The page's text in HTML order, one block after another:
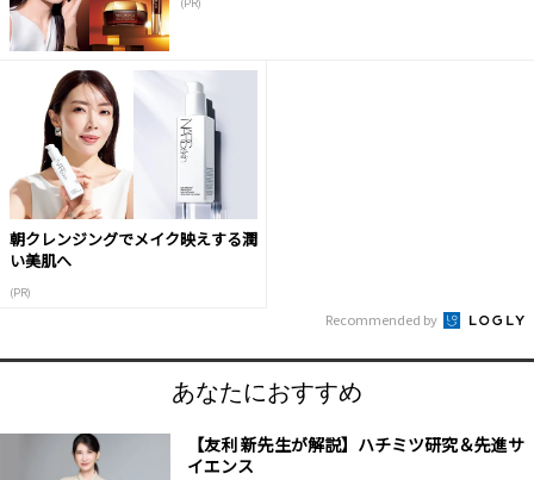
(PR)
朝クレンジングでメイク映えする潤
い美肌へ
(PR)
Recommended by
あなたにおすすめ
【友利 新先生が解説】ハチミツ研究＆先進サ
イエンス